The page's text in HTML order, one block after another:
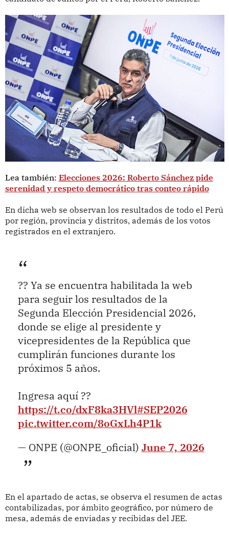
Lea también: Elecciones 2026: Roberto Sánchez pide
serenidad y respeto democrático tras conteo rápido
En dicha web se observan los resultados de todo el Perú
por región, provincia y distritos, además de los votos
registrados en el extranjero.
?? Ya se encuentra habilitada la web
para seguir los resultados de la
Segunda Elección Presidencial 2026,
donde se elige al presidente y
vicepresidentes de la República que
cumplirán funciones durante los
próximos 5 años.
Ingresa aquí ??
https://t.co/dxF8ka3HVl#SEP2026
pic.twitter.com/8oGxLh4P1k
— ONPE (@ONPE_oficial) June 7, 2026
En el apartado de actas, se observa el resumen de actas
contabilizadas, por ámbito geográfico, por número de
mesa, además de enviadas y recibidas del JEE.